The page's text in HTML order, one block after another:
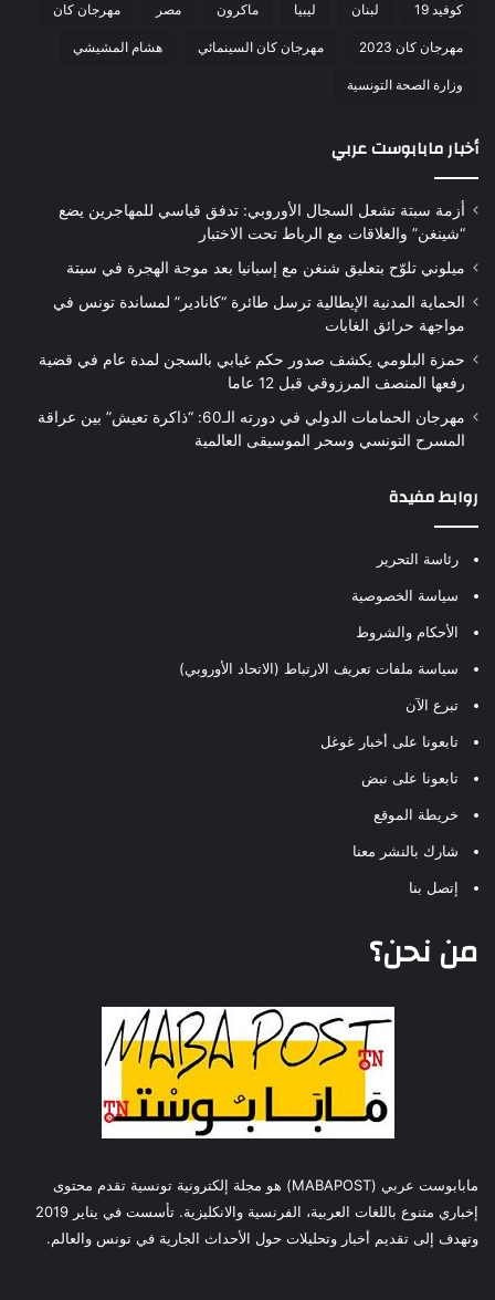
كوفيد 19 لبنان ليبيا ماكرون مصر مهرجان كان
مهرجان كان 2023 مهرجان كان السينمائي هشام المشيشي
وزارة الصحة التونسية
أخبار مابابوست عربي
أزمة سبتة تشعل السجال الأوروبي: تدفق قياسي للمهاجرين يضع
“شينغن” والعلاقات مع الرباط تحت الاختبار
ميلوني تلوّح بتعليق شنغن مع إسبانيا بعد موجة الهجرة في سبتة
الحماية المدنية الإيطالية ترسل طائرة “كانادير” لمساندة تونس في
مواجهة حرائق الغابات
حمزة البلومي يكشف صدور حكم غيابي بالسجن لمدة عام في قضية
رفعها المنصف المرزوقي قبل 12 عاما
مهرجان الحمامات الدولي في دورته الـ60: “ذاكرة تعيش” بين عراقة
المسرح التونسي وسحر الموسيقى العالمية
روابط مفيدة
رئاسة التحرير
سياسة الخصوصية
الأحكام والشروط
سياسة ملفات تعريف الارتباط (الاتحاد الأوروبي)
تبرع الآن
تابعونا على أخبار غوغل
تابعونا على نبض
خريطة الموقع
شارك بالنشر معنا
إتصل بنا
من نحن؟
مابابوست عربي (MABAPOST) هو مجلة إلكترونية تونسية تقدم محتوى
إخباري متنوع باللغات العربية، الفرنسية والانكليزية. تأسست في يناير 2019
وتهدف إلى تقديم أخبار وتحليلات حول الأحداث الجارية في تونس والعالم.